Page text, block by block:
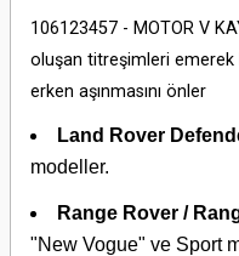
106123457 - MOTOR V
oluşan titreşimleri emerek
erken aşınmasını önler
Land Rover
modeller.
Range Rover /
"New Vogue" ve Sport